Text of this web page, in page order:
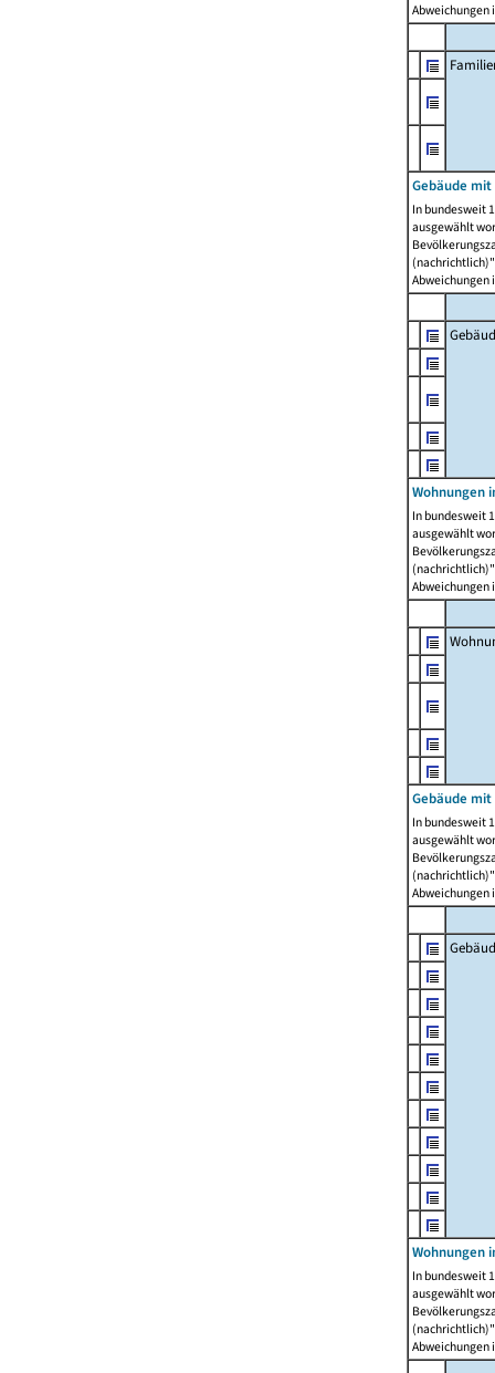
Abweichungen
Gebäude
In bundesweit
ausgewählt
Abweichungen
Wohnungen
In bundesweit
ausgewählt
Abweichungen
Gebäude
In bundesweit
ausgewählt
Abweichungen
Wohnungen
In bundesweit
ausgewählt
Abweichungen